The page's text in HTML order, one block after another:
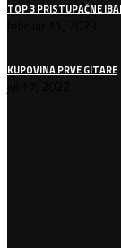
TOP 3 PRISTUPAČNE
KUPOVINA PRVE GITARE